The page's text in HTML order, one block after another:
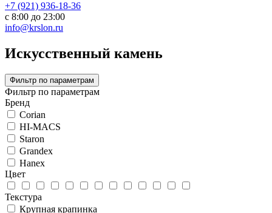
+7 (921) 936-18-36
с 8:00 до 23:00
info@krslon.ru
Искусственный камень
Фильтр по параметрам
Фильтр по параметрам
Бренд
Corian
HI-MACS
Staron
Grandex
Hanex
Цвет
Текстура
Крупная крапинка